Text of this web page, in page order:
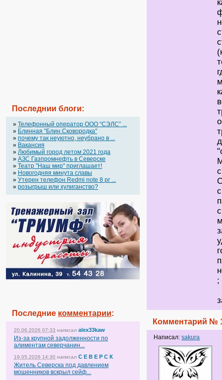
Последнии блоги:
» Телефонный оператор OOO “СЭЛС” ...
» Блинная "Блин.Сковородка"
» почему так неуютно, неубрано в ...
» Вакансия
» Любимый город летом 2021 года
» АЗС Газпромнефть в Северске
» Театр "Наш мир" приглашает!
» Новогодняя минута славы
» Утерен телефон Redmi note 8 pr ...
» розыгрыш или хулиганство?
Последние комментарии:
20.06.2026 07:33 написал alex33kaw
Из-за крупной задолженности по
алиментам северчанин...
19.05.2026 14:30 написал С Е В Е Р С К
Житель Северска под давлением
мошенников вскрыл сейф...
Комментарий №
Написал:sakura